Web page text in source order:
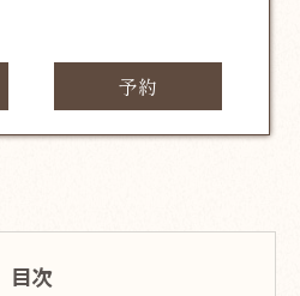
予約
目次